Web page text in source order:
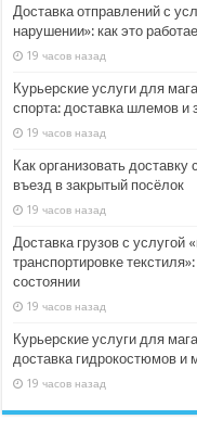
Доставка отправлений с
нарушении»: как это
19 часов назад
Курьерские услуги для
спорта: доставка шлемов и
19 часов назад
Как организовать
въезд в закрытый посёлок
19 часов назад
Доставка грузов с услугой
транспортировке
состоянии
19 часов назад
Курьерские услуги для
доставка гидрокостюмов и
19 часов назад